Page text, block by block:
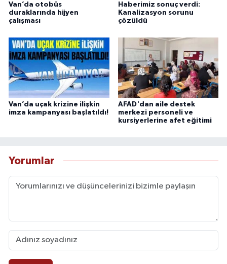
Van’da otobüs
duraklarında hijyen
çalışması
Haberimiz sonuç verdi:
Kanalizasyon sorunu
çözüldü
Van’da uçak krizine ilişkin
imza kampanyası başlatıldı!
AFAD'dan aile destek
merkezi personeli ve
kursiyerlerine afet eğitimi
Yorumlar